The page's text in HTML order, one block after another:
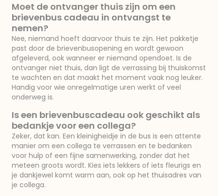
Moet de ontvanger thuis zijn om een
brievenbus cadeau in ontvangst te
nemen?
Nee, niemand hoeft daarvoor thuis te zijn. Het pakketje
past door de brievenbusopening en wordt gewoon
afgeleverd, ook wanneer er niemand opendoet. Is de
ontvanger niet thuis, dan ligt de verrassing bij thuiskomst
te wachten en dat maakt het moment vaak nog leuker.
Handig voor wie onregelmatige uren werkt of veel
onderweg is.
Is een brievenbuscadeau ook geschikt als
bedankje voor een collega?
Zeker, dat kan. Een kleinigheidje in de bus is een attente
manier om een collega te verrassen en te bedanken
voor hulp of een fijne samenwerking, zonder dat het
meteen groots wordt. Kies iets lekkers of iets fleurigs en
je dankjewel komt warm aan, ook op het thuisadres van
je collega.